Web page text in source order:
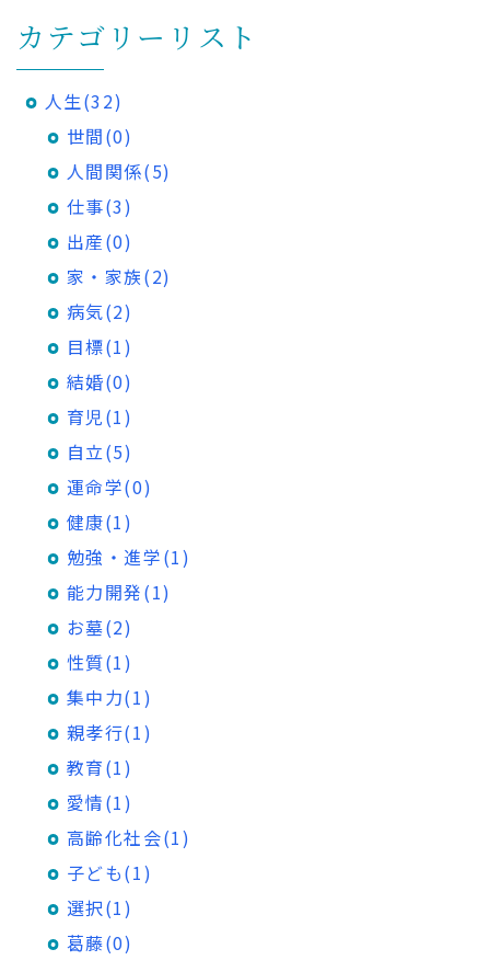
カテゴリーリスト
人生(32)
世間(0)
人間関係(5)
仕事(3)
出産(0)
家・家族(2)
病気(2)
目標(1)
結婚(0)
育児(1)
自立(5)
運命学(0)
健康(1)
勉強・進学(1)
能力開発(1)
お墓(2)
性質(1)
集中力(1)
親孝行(1)
教育(1)
愛情(1)
高齢化社会(1)
子ども(1)
選択(1)
葛藤(0)